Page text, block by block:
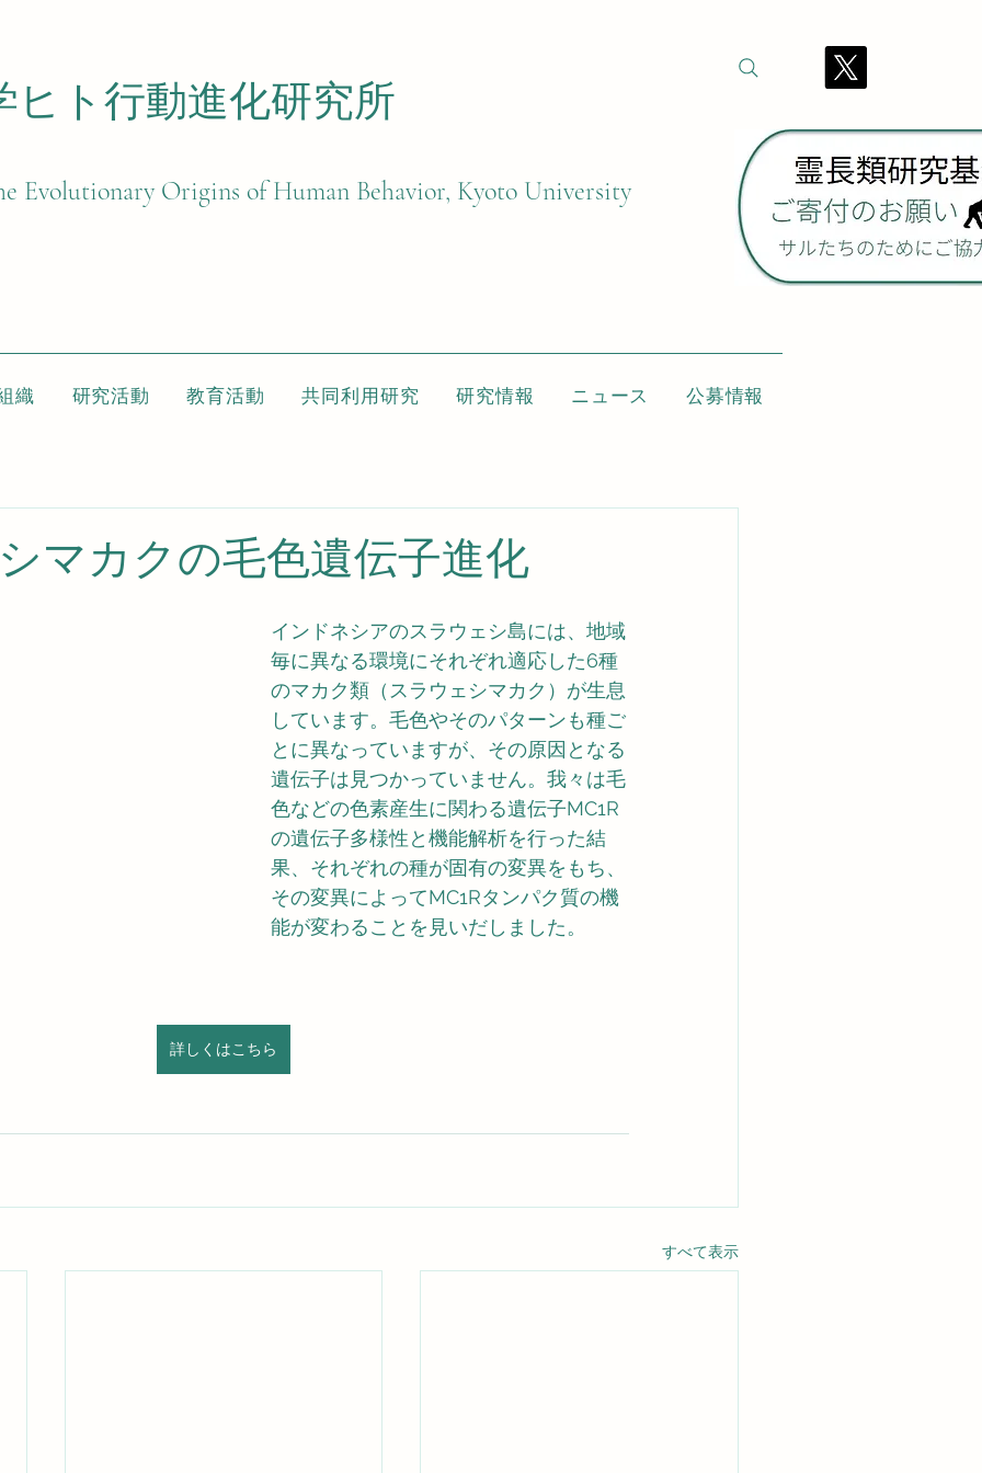
ヒト行動進化研究所​
Evolutionary Origins of Human Behavior, Kyoto University
織 研究活動 教育活動 共同利用研究 研究情報 ニュース 公募情報
マカクの毛色遺伝子進化
インドネシアのスラウェシ島には、地域
毎に異なる環境にそれぞれ適応した6種
のマカク類（スラウェシマカク）が生息
しています。毛色やそのパターンも種ご
とに異なっていますが、その原因となる
遺伝子は見つかっていません。我々は毛
色などの色素産生に関わる遺伝子MC1R
の遺伝子多様性と機能解析を行った結
果、それぞれの種が固有の変異をもち、
その変異によってMC1Rタンパク質の機
能が変わることを見いだしました。
詳しくはこちら
すべて表示